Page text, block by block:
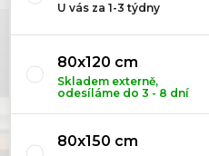
U vás za 1-3 týdny
80x120 cm
Skladem externě,
odesíláme do 3 - 8 dní
80x150 cm